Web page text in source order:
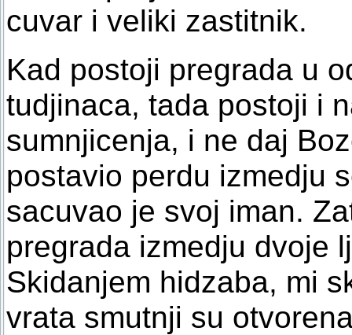
cuvar i veliki zastitnik.
Kad postoji pregrada u
tudjinaca, tada postoji i
sumnjicenja, i ne daj
postavio perdu izmedju
sacuvao je svoj iman.
pregrada izmedju dvoje
Skidanjem hidzaba, mi
vrata smutnji su